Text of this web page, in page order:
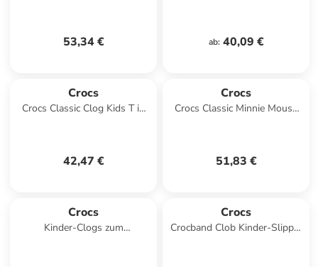
53,34 € ab: 40,09 €
Crocs
Crocs Classic Clog Kids T in
42,47 €
Crocs
Crocs Classic Minnie Mouse
51,83 €
Crocs
Kinder-Clogs zum
Crocs
Crocband Clob Kinder-Slipper